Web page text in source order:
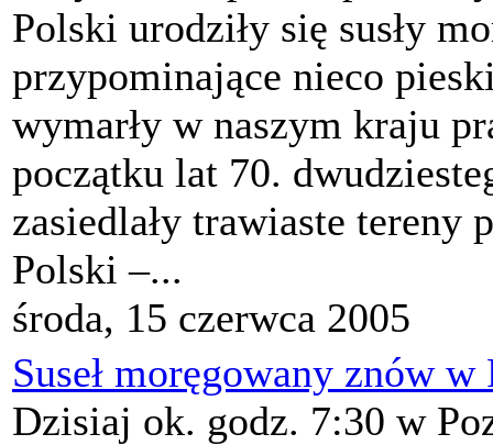
Polski urodziły się susły
przypominające nieco
wymarły w naszym kraju
początku lat 70.
zasiedlały trawiaste tereny
Polski –...
środa, 15 czerwca 2005
Suseł moręgowany znów w
Dzisiaj ok. godz. 7:30 w